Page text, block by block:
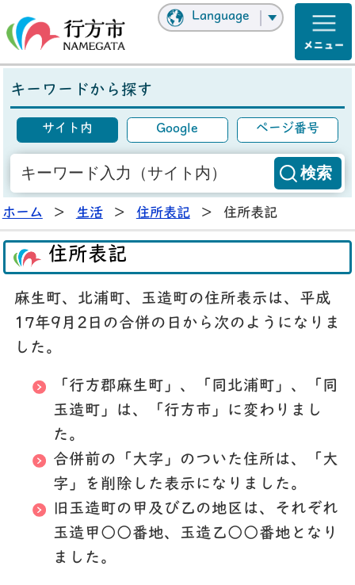
Language
キーワードから探す
サイト内 Google ページ番号
ホーム > 生活 > 住所表記 > 住所表記
住所表記
麻生町、北浦町、玉造町の住所表示は、平成
17年9月2日の合併の日から次のようになりま
した。
「行方郡麻生町」、「同北浦町」、「同
玉造町」は、「行方市」に変わりまし
た。
合併前の「大字」のついた住所は、「大
字」を削除した表示になりました。
旧玉造町の甲及び乙の地区は、それぞれ
玉造甲○○番地、玉造乙○○番地となり
ました。